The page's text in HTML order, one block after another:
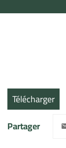
Télécharger
Partager